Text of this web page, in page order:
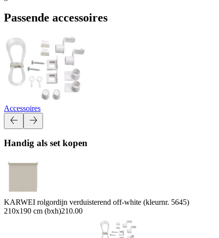
Passende accessoires
Accessoires
Handig als set kopen
KARWEI rolgordijn verduisterend off-white (kleurnr. 5645)
210x190 cm (bxh)210.00